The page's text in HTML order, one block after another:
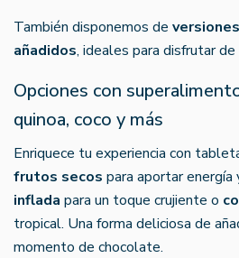
También disponemos de
añadidos, ideales para disfrutar
Opciones con
quinoa, coco y más
Enriquece tu experiencia con
frutos secos para aportar energía
inflada para un toque crujiente o
tropical. Una forma deliciosa de
momento de chocolate.